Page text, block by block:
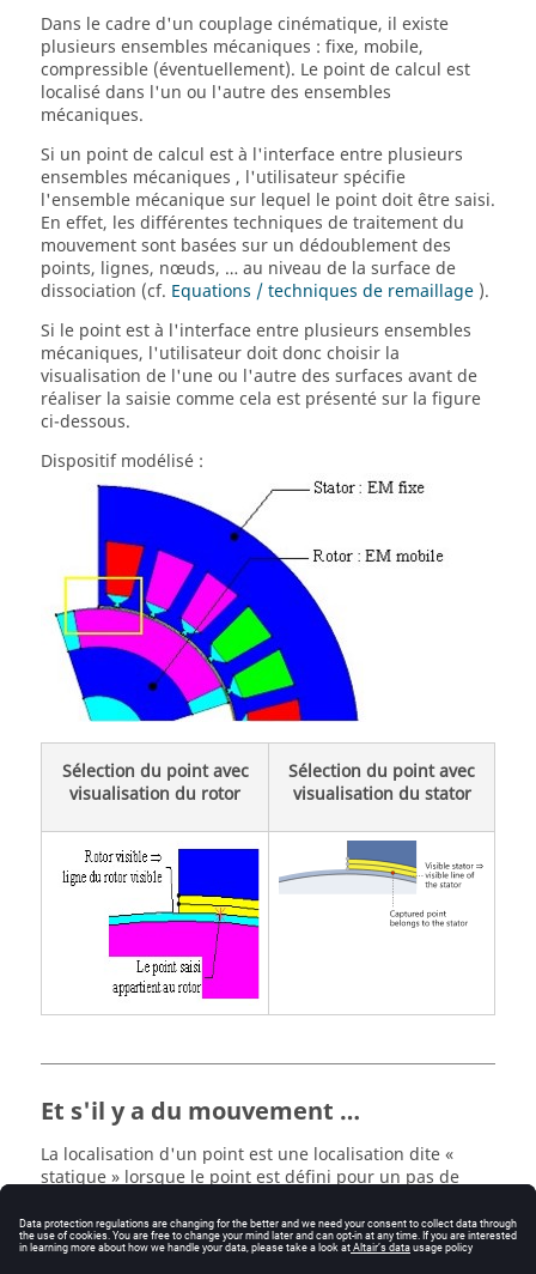
Dans le cadre d'un couplage cinématique, il existe
plusieurs ensembles mécaniques : fixe, mobile,
compressible (éventuellement). Le point de calcul est
localisé dans l'un ou l'autre des ensembles
mécaniques.
Si un point de calcul est à l'interface entre plusieurs
ensembles mécaniques , l'utilisateur spécifie
l'ensemble mécanique sur lequel le point doit être saisi.
En effet, les différentes techniques de traitement du
mouvement sont basées sur un dédoublement des
points, lignes, nœuds, … au niveau de la surface de
dissociation (cf. Equations / techniques de remaillage ).
Si le point est à l'interface entre plusieurs ensembles
mécaniques, l'utilisateur doit donc choisir la
visualisation de l'une ou l'autre des surfaces avant de
réaliser la saisie comme cela est présenté sur la figure
ci-dessous.
Dispositif modélisé :
Sélection du point avec
visualisation du rotor
Sélection du point avec
visualisation du stator
Et s'il y a du mouvement …
La localisation d'un point est une localisation dite «
statique » lorsque le point est défini pour un pas de
Si le point doit être défini pour différents pas de